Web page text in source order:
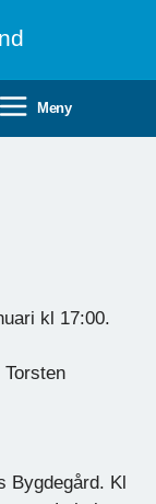
Meny
kl 17:00.
Bygdegård. Kl